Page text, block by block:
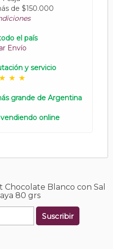
de $150.000
el país
Envío
y servicio
grande de Argentina
online
Chocolate Blanco con Sal
80 grs
Suscribir